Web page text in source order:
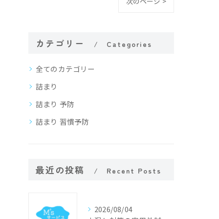
カテゴリー Categories
全てのカテゴリー
詰まり
詰まり 予防
詰まり 習慣予防
最近の投稿 Recent Posts
2026/08/04